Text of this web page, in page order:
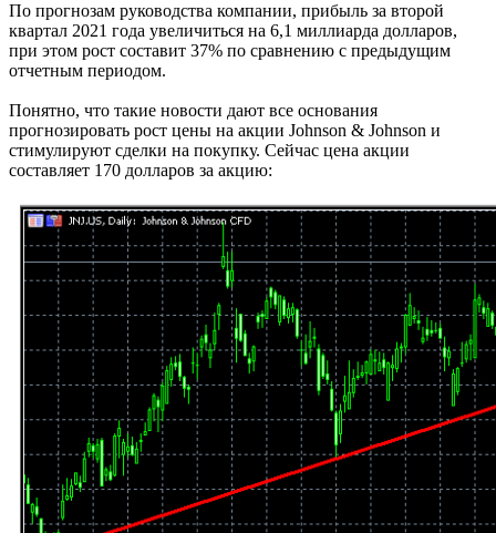
По прогнозам руководства компании, прибыль за второй
квартал 2021 года увеличиться на 6,1 миллиарда долларов,
при этом рост составит 37% по сравнению с предыдущим
отчетным периодом.
Понятно, что такие новости дают все основания
прогнозировать рост цены на акции Johnson & Johnson и
стимулируют сделки на покупку. Сейчас цена акции
составляет 170 долларов за акцию: